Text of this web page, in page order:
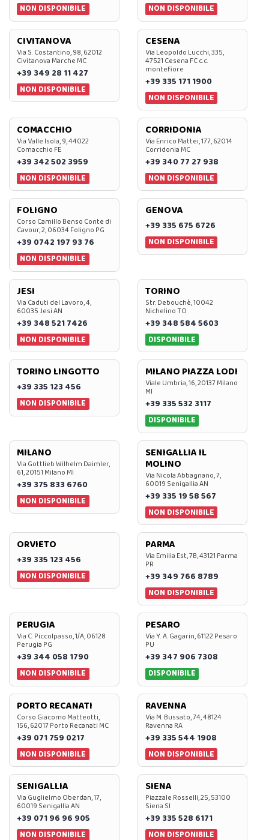
NON DISPONIBILE
NON DISPONIBILE
CIVITANOVA
Via S. Costantino, 98, 62012
Civitanova Marche MC
+39 349 28 11 427
NON DISPONIBILE
CESENA
Via Leopoldo Lucchi, 335,
47521 Cesena FC c.c.
montefiore
+39 335 171 1900
NON DISPONIBILE
COMACCHIO
Via Valle Isola, 9, 44022
Comacchio FE
+39 342 502 3959
NON DISPONIBILE
CORRIDONIA
Via Enrico Mattei, 177, 62014
Corridonia MC
+39 340 77 27 938
NON DISPONIBILE
FOLIGNO
Corso Camillo Benso Conte di
Cavour, 2, 06034 Foligno PG
+39 0742 197 93 76
NON DISPONIBILE
GENOVA
+39 335 675 6726
NON DISPONIBILE
JESI
Via Caduti del Lavoro, 4,
60035 Jesi AN
+39 348 521 7426
NON DISPONIBILE
TORINO
Str. Debouchè, 10042
Nichelino TO
+39 348 584 5603
DISPONIBILE
TORINO LINGOTTO
+39 335 123 456
NON DISPONIBILE
MILANO PIAZZA LODI
Viale Umbria, 16, 20137 Milano
MI
+39 335 532 3117
DISPONIBILE
MILANO
Via Gottlieb Wilhelm Daimler,
61, 20151 Milano MI
+39 375 833 6760
NON DISPONIBILE
SENIGALLIA IL
MOLINO
Via Nicola Abbagnano, 7,
60019 Senigallia AN
+39 335 19 58 567
NON DISPONIBILE
ORVIETO
+39 335 123 456
NON DISPONIBILE
PARMA
Via Emilia Est, 7B, 43121 Parma
PR
+39 349 766 8789
NON DISPONIBILE
PERUGIA
Via C. Piccolpasso, 1/A, 06128
Perugia PG
+39 344 058 1790
NON DISPONIBILE
PESARO
Via Y. A. Gagarin, 61122 Pesaro
PU
+39 347 906 7308
DISPONIBILE
PORTO RECANATI
Corso Giacomo Matteotti,
156, 62017 Porto Recanati MC
+39 071 759 0217
NON DISPONIBILE
RAVENNA
Via M. Bussato, 74, 48124
Ravenna RA
+39 335 544 1908
NON DISPONIBILE
SENIGALLIA
Via Guglielmo Oberdan, 17,
60019 Senigallia AN
+39 071 96 96 905
NON DISPONIBILE
SIENA
Piazzale Rosselli, 25, 53100
Siena SI
+39 335 528 6171
NON DISPONIBILE